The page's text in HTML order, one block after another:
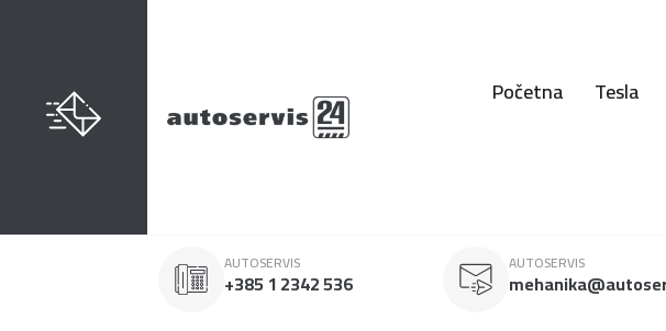
Početna Tesla
AUTOSERVIS
+385 1 2342 536
AUTOSERVIS